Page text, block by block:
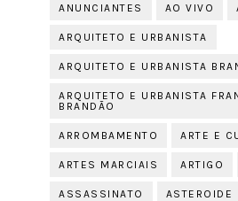
ANUNCIANTES AO VIVO
ARQUITETO E URBANISTA
ARQUITETO E URBANISTA
ARQUITETO E URBANISTA
BRANDÃO
ARROMBAMENTO ARTE E
ARTES MARCIAIS ARTIGO
ASSASSINATO ASTEROIDE